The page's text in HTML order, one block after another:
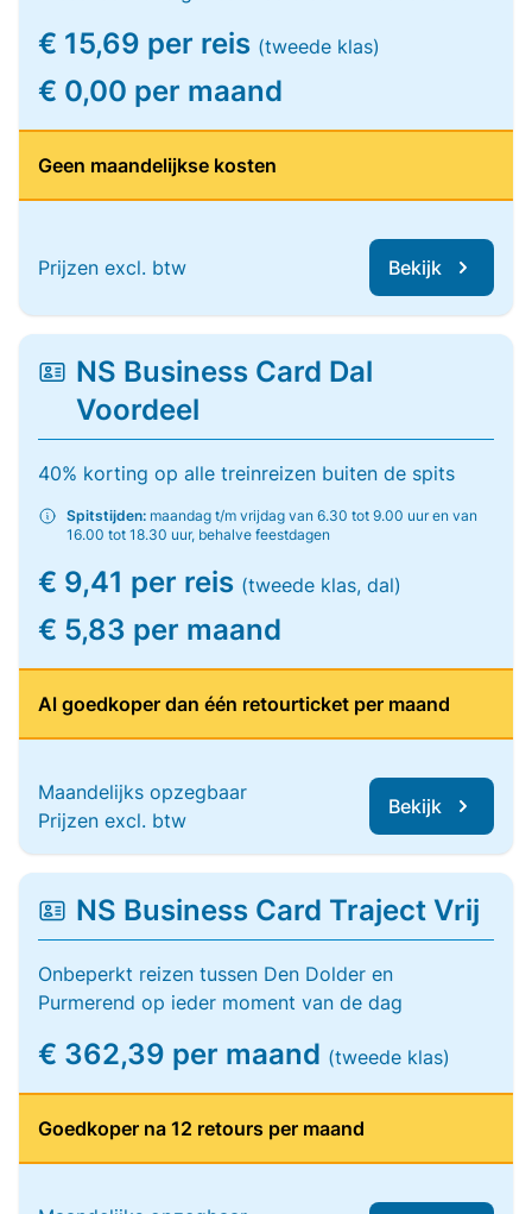
€ 15,69 per reis (tweede klas)
€ 0,00 per maand
Geen maandelijkse kosten
Prijzen excl. btw Bekijk
NS Business Card Dal
Voordeel
40% korting op alle treinreizen buiten de spits
Spitstijden: maandag t/m vrijdag van 6.30 tot 9.00 uur en van
16.00 tot 18.30 uur, behalve feestdagen
€ 9,41 per reis (tweede klas, dal)
€ 5,83 per maand
Al goedkoper dan één retourticket per maand
Maandelijks opzegbaar
Prijzen excl. btw
Bekijk
NS Business Card Traject Vrij
Onbeperkt reizen tussen Den Dolder en
Purmerend op ieder moment van de dag
€ 362,39 per maand (tweede klas)
Goedkoper na 12 retours per maand